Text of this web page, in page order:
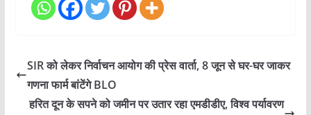
SIR को लेकर निर्वाचन आयोग की प्रेस वार्ता, 8 जून से घर-घर जाकर
गणना फार्म बांटेंगे BLO
हरित दून के सपने को जमीन पर उतार रहा एमडीडीए, विश्व पर्यावरण